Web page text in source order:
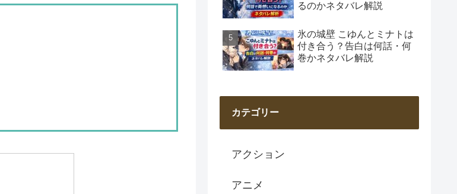
るのかネタバレ解説
氷の城壁 こゆんとミナトは
付き合う？告白は何話・何
巻かネタバレ解説
カテゴリー
アクション
アニメ